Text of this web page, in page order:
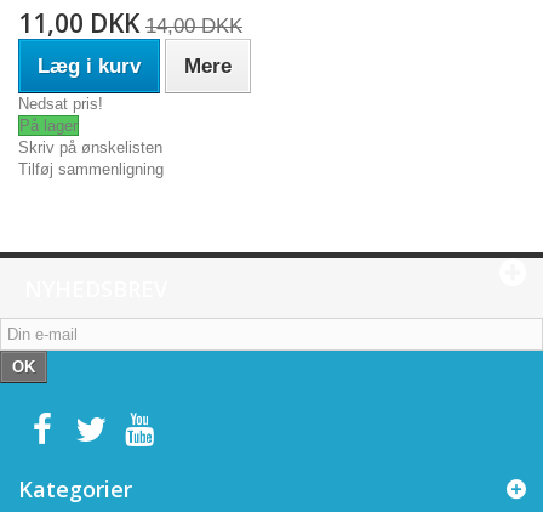
11,00 DKK 14,00 DKK
Læg i kurv
Mere
Nedsat pris!
På lager
Skriv på ønskelisten
Tilføj sammenligning
OK
Kategorier